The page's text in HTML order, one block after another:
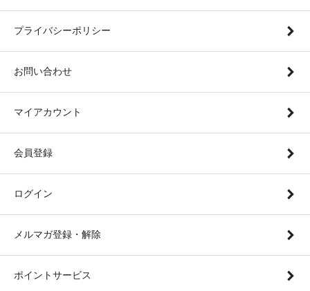
プライバシーポリシー
お問い合わせ
マイアカウント
会員登録
ログイン
メルマガ登録・解除
ポイントサービス